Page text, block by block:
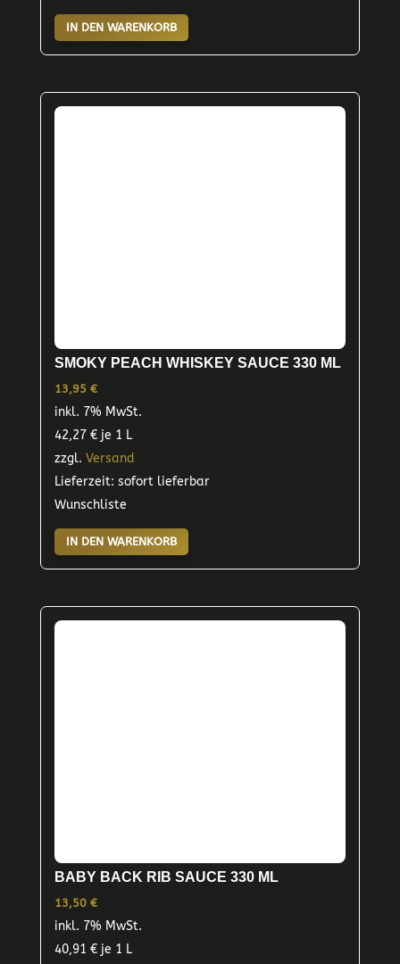
IN DEN WARENKORB
SMOKY PEACH WHISKEY SAUCE 330 ML
13,95 €
inkl. 7% MwSt.
42,27 €je 1 L
zzgl. Versand
Lieferzeit: sofort lieferbar
Wunschliste
IN DEN WARENKORB
BABY BACK RIB SAUCE 330 ML
13,50 €
inkl. 7% MwSt.
40,91 €je 1 L